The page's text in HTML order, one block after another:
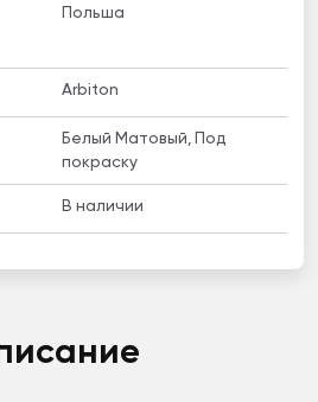
Польша
Arbiton
Белый Матовый, Под
покраску
В наличии